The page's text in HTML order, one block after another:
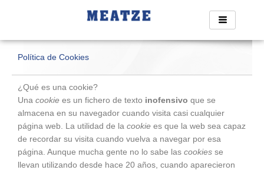
Política de Cookies
¿Qué es una cookie?
Una cookie es un fichero de texto inofensivo que se
almacena en su navegador cuando visita casi cualquier
página web. La utilidad de la cookie es que la web sea capaz
de recordar su visita cuando vuelva a navegar por esa
página. Aunque mucha gente no lo sabe las cookies se
llevan utilizando desde hace 20 años, cuando aparecieron